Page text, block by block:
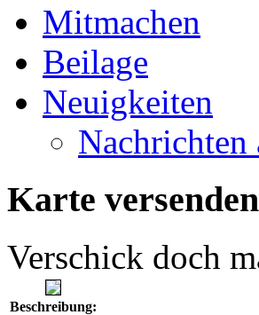
Mitmachen
Beilage
Neuigkeiten
Nachrichten
Karte versenden
Verschick doch
Beschreibung: